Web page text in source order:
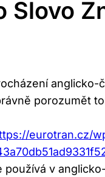
Slovo
porozumět
eurotran.cz/
používá v